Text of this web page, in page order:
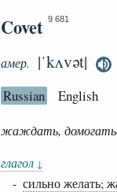
Covet 9 681
амер. |ˈkʌvət|
Russian English
жаждать,
глагол ↓
- сильно желать;